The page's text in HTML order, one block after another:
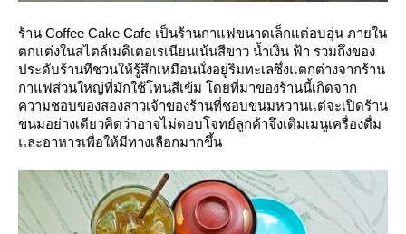
ร้าน Coffee Cake Cafe เป็นร้านกาแฟขนาดเล็กแต่อบอุ่น ภายใน
ตกแต่งในสไตล์เมดิเตอเรเนียนเน้นสีขาว น้ำเงิน ฟ้า รวมถึงของ
ประดับร้านทีชวนให้รู้สึกเหมือนนั่งอยู่ริมทะเลซึ่งแตกต่างจากร้าน
กาแฟส่วนใหญ่ที่มักใช้โทนสีเข้ม โดยที่มาของร้านนี้เกิดจาก
ความชอบของสองสาวเจ้าของร้านที่ชอบขนมหวานแต่จะเปิดร้าน
ขนมอย่างเดียวคิดว่าอาจไม่ตอบโจทย์ลูกค้าจึงเติมเมนูเครื่องดื่ม
ละอาหารเพื่อให้มีทางเลือกมากขึ้น